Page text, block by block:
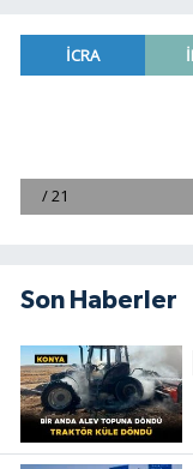
Son Haberler